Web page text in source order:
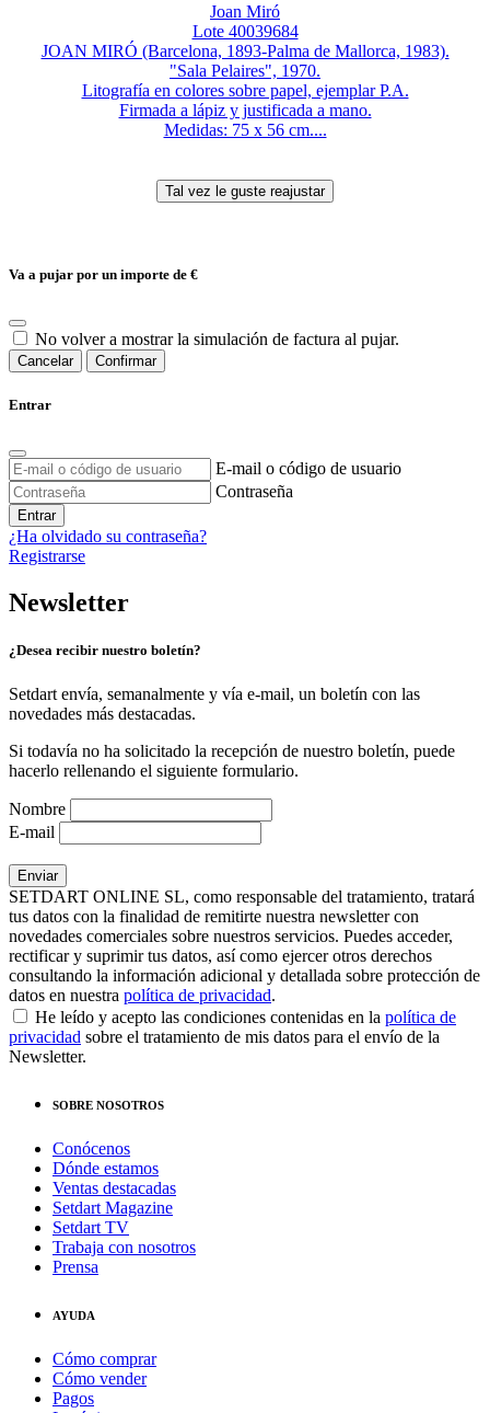
Joan Miró
Lote 40039684
JOAN MIRÓ (Barcelona, 1893-Palma de Mallorca, 1983).
"Sala Pelaires", 1970.
Litografía en colores sobre papel, ejemplar P.A.
Firmada a lápiz y justificada a mano.
Medidas: 75 x 56 cm....
Va a pujar por un importe de €
No volver a mostrar la simulación de factura al pujar.
Cancelar Confirmar
Entrar
E-mail o código de usuario
Contraseña
Entrar
¿Ha olvidado su contraseña?
Registrarse
Newsletter
¿Desea recibir nuestro boletín?
Setdart envía, semanalmente y vía e-mail, un boletín con las
novedades más destacadas.
Si todavía no ha solicitado la recepción de nuestro boletín, puede
hacerlo rellenando el siguiente formulario.
Nombre
E-mail
SETDART ONLINE SL, como responsable del tratamiento, tratará
tus datos con la finalidad de remitirte nuestra newsletter con
novedades comerciales sobre nuestros servicios. Puedes acceder,
rectificar y suprimir tus datos, así como ejercer otros derechos
consultando la información adicional y detallada sobre protección de
datos en nuestra política de privacidad.
He leído y acepto las condiciones contenidas en la política de
privacidad sobre el tratamiento de mis datos para el envío de la
Newsletter.
SOBRE NOSOTROS
Conócenos
Dónde estamos
Ventas destacadas
Setdart Magazine
Setdart TV
Trabaja con nosotros
Prensa
AYUDA
Cómo comprar
Cómo vender
Pagos